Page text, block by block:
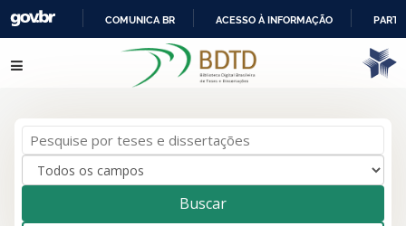
IR
PARA
COMUNICA BR ACESSO À INFORMAÇÃO
Pular para o conteúdo
Buscar